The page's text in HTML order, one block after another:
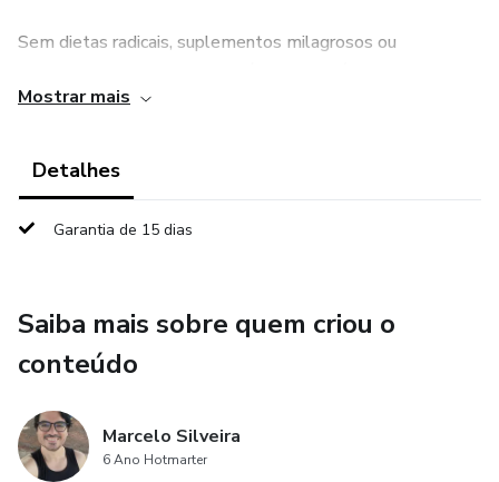
Sem dietas radicais, suplementos milagrosos ou
sustentáveis que ajudam a reduzir gordura corporal,
físico, aumentar a energia diária e fortalecer a autoestima.
este livro mostrará que ainda é possível conquistar um
Mostrar mais
Detalhes
Garantia de 15 dias
Saiba mais sobre quem criou o
conteúdo
Marcelo Silveira
6 Ano Hotmarter